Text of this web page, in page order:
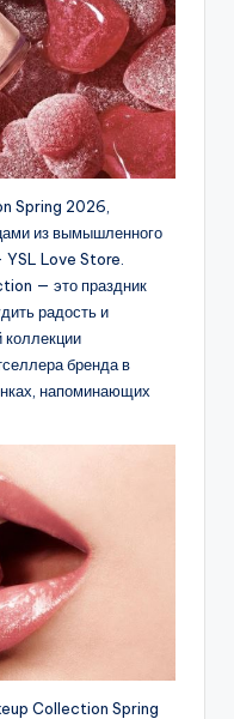
Spring 2026,
из вымышленного
YSL Love Store.
— это праздник
радость и
коллекции
бренда в
напоминающих
Collection Spring